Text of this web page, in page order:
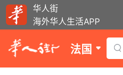
华人街
海外华人生活APP
法国